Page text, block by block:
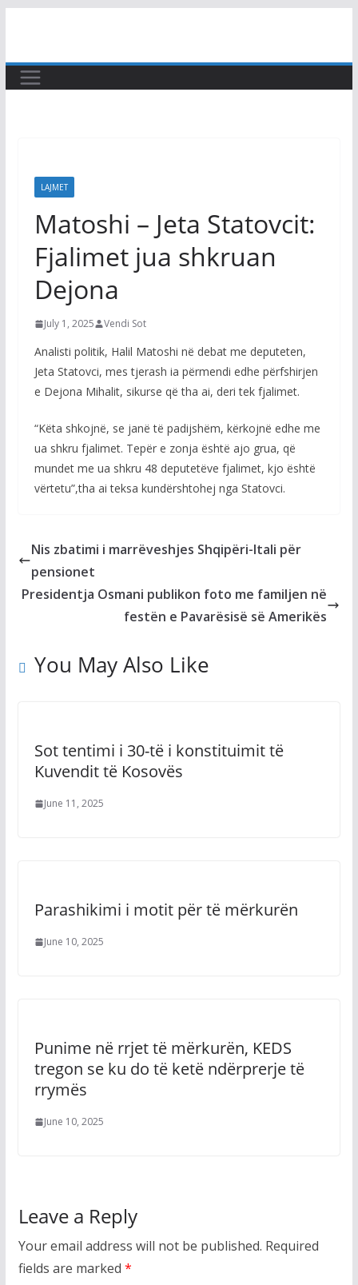
content
LAJMET
Matoshi – Jeta Statovcit:
Fjalimet jua shkruan
Dejona
July 1, 2025 Vendi Sot
Analisti politik, Halil Matoshi në debat me deputeten,
Jeta Statovci, mes tjerash ia përmendi edhe përfshirjen
e Dejona Mihalit, sikurse që tha ai, deri tek fjalimet.
“Këta shkojnë, se janë të padijshëm, kërkojnë edhe me
ua shkru fjalimet. Tepër e zonja është ajo grua, që
mundet me ua shkru 48 deputetëve fjalimet, kjo është
vërtetu”,tha ai teksa kundërshtohej nga Statovci.
Nis zbatimi i marrëveshjes Shqipëri-Itali për
pensionet
Presidentja Osmani publikon foto me familjen në
festën e Pavarësisë së Amerikës
You May Also Like
Sot tentimi i 30-të i konstituimit të
Kuvendit të Kosovës
June 11, 2025
Parashikimi i motit për të mërkurën
June 10, 2025
Punime në rrjet të mërkurën, KEDS
tregon se ku do të ketë ndërprerje të
rrymës
June 10, 2025
Leave a Reply
Your email address will not be published. Required
fields are marked *